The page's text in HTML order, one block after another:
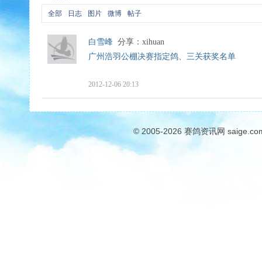
全部 日志 图片 微博 帖子
白雪峰 分享：xihuan
广州浩羽公棚决赛指定鸽、三关获奖名单
2012-12-06 20:13
© 2005-2026 赛鸽资讯网